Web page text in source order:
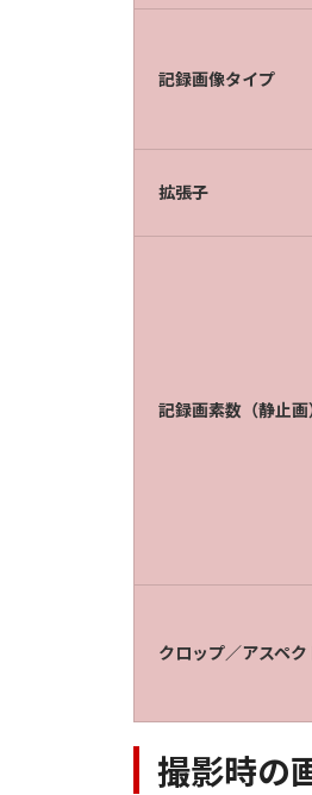
記録画像タイプ
拡張子
記録画素数（静止画
クロップ／アスペク
撮影時の